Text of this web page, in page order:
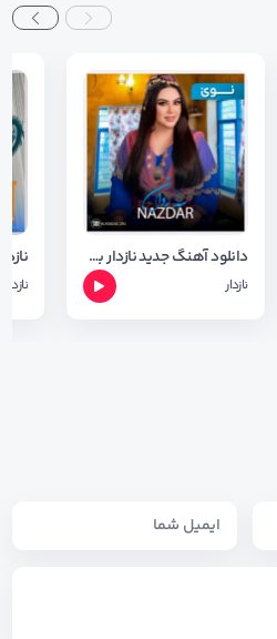
دانلود آهنگ جدید نازدار به نام سه ردان + فول آلبوم
نازدار نازدار